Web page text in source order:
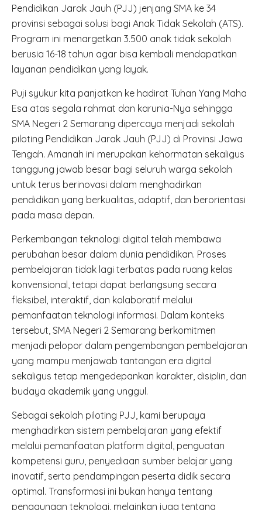
Pendidikan Jarak Jauh (PJJ) jenjang SMA ke 34
provinsi sebagai solusi bagi Anak Tidak Sekolah (ATS).
Program ini menargetkan 3.500 anak tidak sekolah
berusia 16-18 tahun agar bisa kembali mendapatkan
layanan pendidikan yang layak.
Puji syukur kita panjatkan ke hadirat Tuhan Yang Maha
Esa atas segala rahmat dan karunia-Nya sehingga
SMA Negeri 2 Semarang dipercaya menjadi sekolah
piloting Pendidikan Jarak Jauh (PJJ) di Provinsi Jawa
Tengah. Amanah ini merupakan kehormatan sekaligus
tanggung jawab besar bagi seluruh warga sekolah
untuk terus berinovasi dalam menghadirkan
pendidikan yang berkualitas, adaptif, dan berorientasi
pada masa depan.
Perkembangan teknologi digital telah membawa
perubahan besar dalam dunia pendidikan. Proses
pembelajaran tidak lagi terbatas pada ruang kelas
konvensional, tetapi dapat berlangsung secara
fleksibel, interaktif, dan kolaboratif melalui
pemanfaatan teknologi informasi. Dalam konteks
tersebut, SMA Negeri 2 Semarang berkomitmen
menjadi pelopor dalam pengembangan pembelajaran
yang mampu menjawab tantangan era digital
sekaligus tetap mengedepankan karakter, disiplin, dan
budaya akademik yang unggul.
Sebagai sekolah piloting PJJ, kami berupaya
menghadirkan sistem pembelajaran yang efektif
melalui pemanfaatan platform digital, penguatan
kompetensi guru, penyediaan sumber belajar yang
inovatif, serta pendampingan peserta didik secara
optimal. Transformasi ini bukan hanya tentang
penggunaan teknologi, melainkan juga tentang